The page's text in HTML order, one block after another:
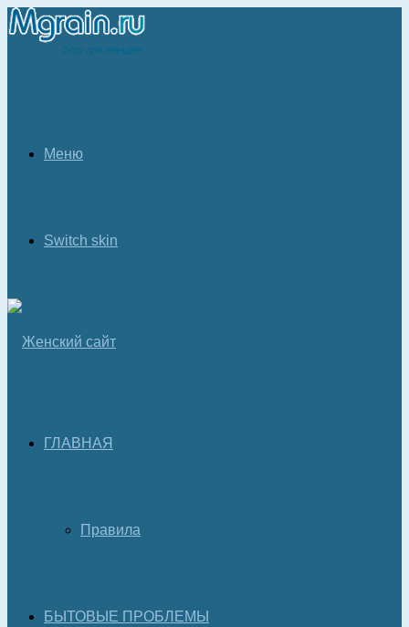
Меню
Switch skin
ГЛАВНАЯ
Правила
БЫТОВЫЕ ПРОБЛЕМЫ